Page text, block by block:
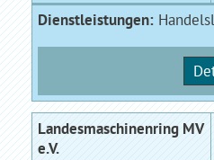
Dienstleistungen:
Landesmaschinenring MV
e.V.